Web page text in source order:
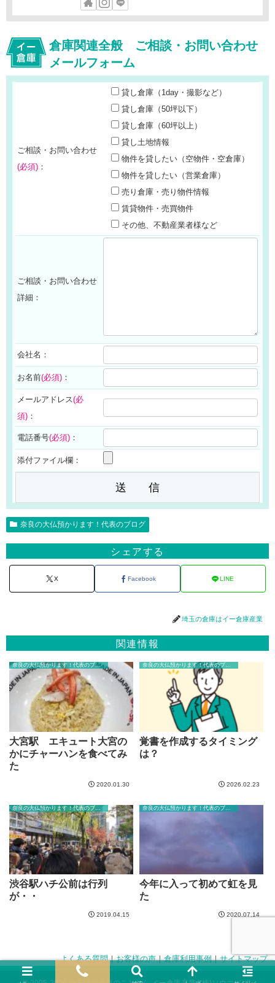
倉庫関連全般 ご相談・お問い合わせ
メールフォーム
ご相談・お問い合わせ
(必須) ：
貸し倉庫（1day・撮影など）
貸し倉庫（50坪以下）
貸し倉庫（60坪以上）
貸し土地情報
物件を貸したい（空物件・空倉庫）
物件を貸したい（営業倉庫）
売り倉庫・売り物件情報
賃貸物件・売買物件
その他、不動産業者様など
ご相談・お問い合わせ
詳細：
会社名：
お名前(必須) ：
メールアドレス(必
須) ：
電話番号(必須) ：
添付ファイル欄：
奈良の大仏預かります！代表のブログ
シェアする
X Facebook LINE
埼玉の倉庫はイー倉庫産業
関連情報
奈良の大仏預かります！代表のブログ
大宮駅 エキュート大宮の
かにチャーハンを食べてみ
た
2020.01.30
奈良の大仏預かります！代表のブログ
覚書を作成するタイミング
は？
2026.02.23
渋谷駅ハチ公前は行列
が・・
2019.04.15
奈良の大仏預かります！代表のブログ
今年に入って初めて虹を見
た
2020.07.14
よくある質問｜お客様の声｜倉庫利用事例｜サイトマップ